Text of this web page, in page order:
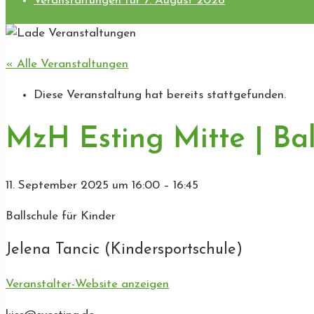
« Alle Veranstaltungen
Diese Veranstaltung hat bereits stattgefunden.
MzH Esting Mitte |
11. September 2025 um 16:00 – 16:45
Ballschule für Kinder
Jelena Tancic (Kindersportschule)
Veranstalter-Website anzeigen